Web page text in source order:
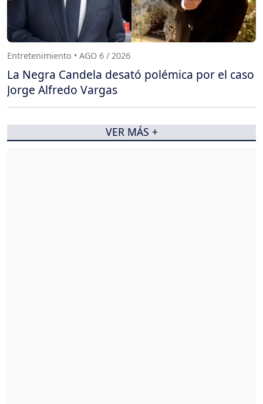
Entretenimiento • AGO 6 / 2026
La Negra Candela desató polémica por el caso
Jorge Alfredo Vargas
VER MÁS +